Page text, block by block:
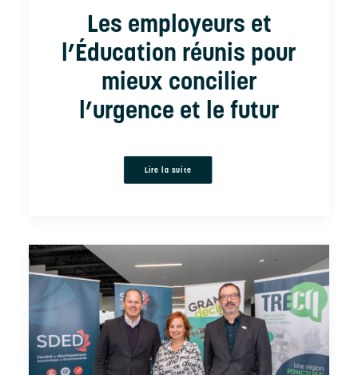
Les employeurs et
l’Éducation réunis pour
mieux concilier
l’urgence et le futur
Lire la suite